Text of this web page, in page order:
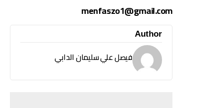
menfaszo1@gmail.com
Author
فيصل علي سليمان الدابي